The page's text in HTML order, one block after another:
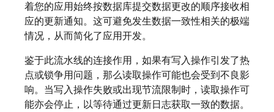
着您的应用始终按数据库提交数据更改的顺序接收相
应的更新通知。这可避免发生数据一致性相关的极端
情况，从而简化了应用开发。
鉴于此流水线的连接作用，如果有写入操作引发了热
点或锁争用问题，那么读取操作可能也会受到不良影
响。当写入操作失败或出现节流限制时，读取操作可
能亦会停止，以等待通过更新日志获取一致的数据。